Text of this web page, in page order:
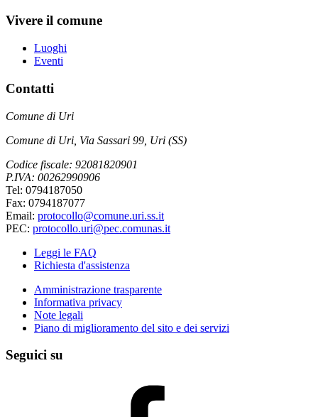
Vivere il comune
Luoghi
Eventi
Contatti
Comune di Uri
Comune di Uri, Via Sassari 99, Uri (SS)
Codice fiscale: 92081820901
P.IVA: 00262990906
Tel: 0794187050
Fax: 0794187077
Email: protocollo@comune.uri.ss.it
PEC: protocollo.uri@pec.comunas.it
Leggi le FAQ
Richiesta d'assistenza
Amministrazione trasparente
Informativa privacy
Note legali
Piano di miglioramento del sito e dei servizi
Seguici su